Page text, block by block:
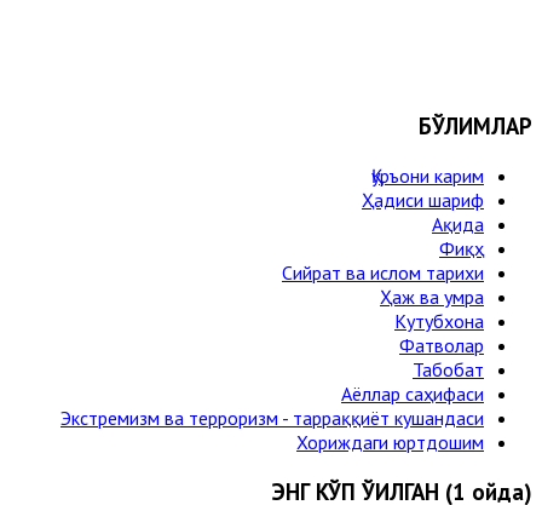
БЎЛИМЛАР
Қуръони карим
Ҳадиси шариф
Ақида
Фиқҳ
Сийрат ва ислом тарихи
Ҳаж ва умра
Кутубхона
Фатволар
Табобат
Аёллар саҳифаси
Экстремизм ва терроризм - тарраққиёт кушандаси
Хориждаги юртдошим
ЭНГ КЎП ЎҚИЛГАН (1 ойда)